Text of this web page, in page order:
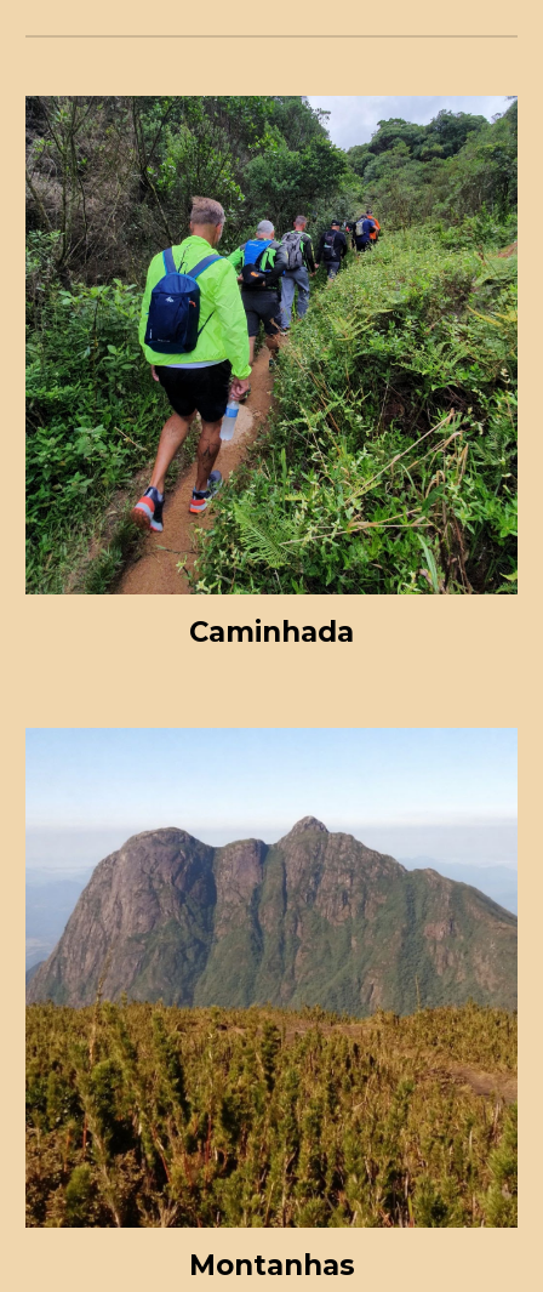
Caminhada
Montanhas